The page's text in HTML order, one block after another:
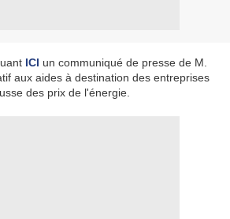
ICI un communiqué de presse de M.
aux aides à destination des entreprises
des prix de l'énergie.